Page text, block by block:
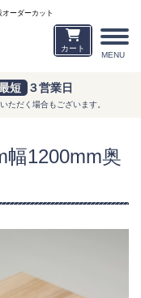
MENU
ーダーカット
カート
短 ３営業日
ただく場合もございます。
1200mm奥